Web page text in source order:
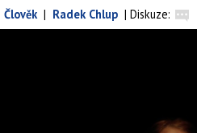
Člověk | Radek Chlup | Diskuze: